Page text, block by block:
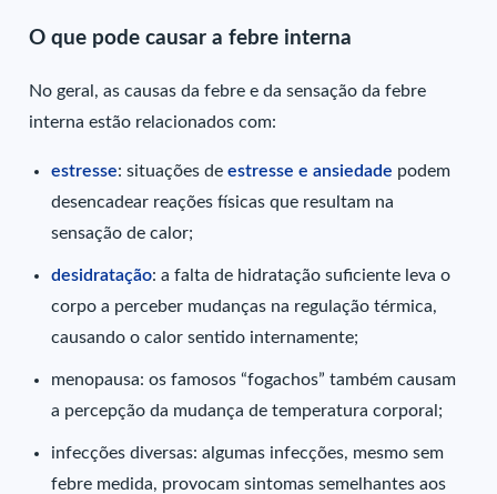
O que pode causar a febre interna
No geral, as causas da febre e da sensação da febre
interna estão relacionados com:
estresse: situações deestresse e ansiedade podem
desencadear reações físicas que resultam na
sensação de calor;
desidratação: a falta de hidratação suficiente leva o
corpo a perceber mudanças na regulação térmica,
causando o calor sentido internamente;
menopausa: os famosos “fogachos” também causam
a percepção da mudança de temperatura corporal;
infecções diversas: algumas infecções, mesmo sem
febre medida, provocam sintomas semelhantes aos